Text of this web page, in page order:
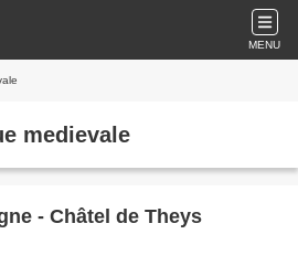
MENU
medievale
- Châtel de Theys